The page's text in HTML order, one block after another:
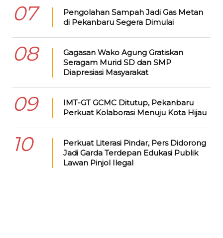
07
Pengolahan Sampah Jadi Gas Metan
di Pekanbaru Segera Dimulai
08
Gagasan Wako Agung Gratiskan
Seragam Murid SD dan SMP
Diapresiasi Masyarakat
09
IMT-GT GCMC Ditutup, Pekanbaru
Perkuat Kolaborasi Menuju Kota Hijau
10
Perkuat Literasi Pindar, Pers Didorong
Jadi Garda Terdepan Edukasi Publik
Lawan Pinjol Ilegal